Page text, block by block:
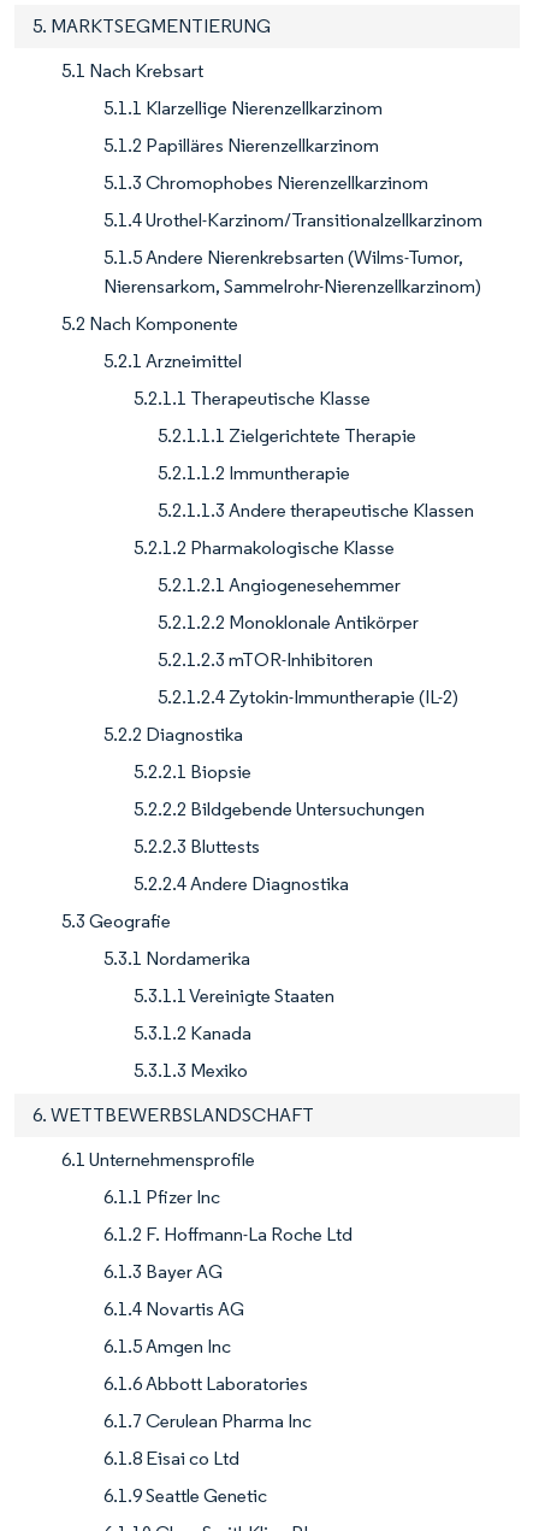
5. MARKTSEGMENTIERUNG
5.1 Nach Krebsart
5.1.1 Klarzellige Nierenzellkarzinom
5.1.2 Papilläres Nierenzellkarzinom
5.1.3 Chromophobes Nierenzellkarzinom
5.1.4 Urothel-Karzinom/Transitionalzellkarzinom
5.1.5 Andere Nierenkrebsarten (Wilms-Tumor,
Nierensarkom, Sammelrohr-Nierenzellkarzinom)
5.2 Nach Komponente
5.2.1 Arzneimittel
5.2.1.1 Therapeutische Klasse
5.2.1.1.1 Zielgerichtete Therapie
5.2.1.1.2 Immuntherapie
5.2.1.1.3 Andere therapeutische Klassen
5.2.1.2 Pharmakologische Klasse
5.2.1.2.1 Angiogenesehemmer
5.2.1.2.2 Monoklonale Antikörper
5.2.1.2.3 mTOR-Inhibitoren
5.2.1.2.4 Zytokin-Immuntherapie (IL-2)
5.2.2 Diagnostika
5.2.2.1 Biopsie
5.2.2.2 Bildgebende Untersuchungen
5.2.2.3 Bluttests
5.2.2.4 Andere Diagnostika
5.3 Geografie
5.3.1 Nordamerika
5.3.1.1 Vereinigte Staaten
5.3.1.2 Kanada
5.3.1.3 Mexiko
6. WETTBEWERBSLANDSCHAFT
6.1 Unternehmensprofile
6.1.1 Pfizer Inc
6.1.2 F. Hoffmann-La Roche Ltd
6.1.3 Bayer AG
6.1.4 Novartis AG
6.1.5 Amgen Inc
6.1.6 Abbott Laboratories
6.1.7 Cerulean Pharma Inc
6.1.8 Eisai co Ltd
6.1.9 Seattle Genetic